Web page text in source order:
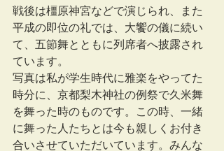
戦後は橿原神宮などで演じられ、また
平成の即位の礼では、大饗の儀に続い
て、五節舞とともに列席者へ披露され
ています。
写真は私が学生時代に雅楽をやってた
時分に、京都梨木神社の例祭で久米舞
を舞った時のものです。この時、一緒
に舞った人たちとは今も親しくお付き
合いさせていただいています。みんな